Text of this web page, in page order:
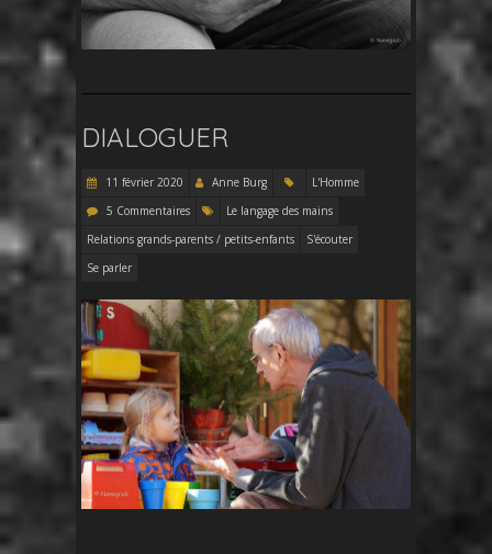
DIALOGUER
11 février 2020 Anne Burg
L'Homme
5 Commentaires
Le langage des mains
Relations grands-parents / petits-enfants
S'écouter
Se parler